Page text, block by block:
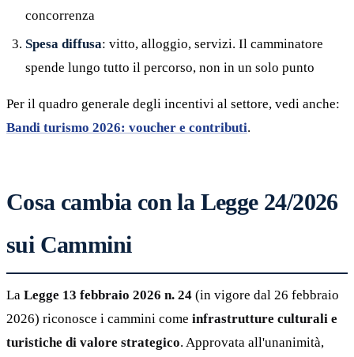
concorrenza
Spesa diffusa: vitto, alloggio, servizi. Il camminatore
spende lungo tutto il percorso, non in un solo punto
Per il quadro generale degli incentivi al settore, vedi anche:
Bandi turismo 2026: voucher e contributi.
Cosa cambia con la Legge 24/2026
sui Cammini
La Legge 13 febbraio 2026 n. 24 (in vigore dal 26 febbraio
2026) riconosce i cammini come infrastrutture culturali e
turistiche di valore strategico. Approvata all'unanimità,